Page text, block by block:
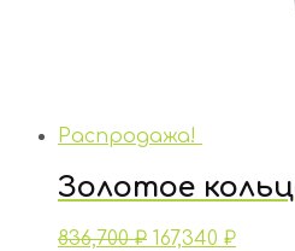
Распродажа!
Золотое
836,700₽ 167,340 ₽